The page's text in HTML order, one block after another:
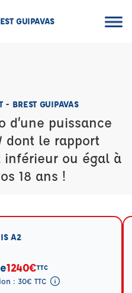
GUIPAVAS
- BREST GUIPAVAS
d’une puissance
dont le rapport
inférieur ou égal à
18 ans !
A2
1240€TTC
: 30€ TTC